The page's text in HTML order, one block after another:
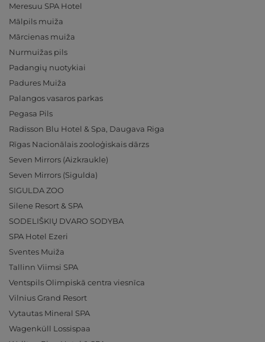
Meresuu SPA Hotel
Mālpils muiža
Mārcienas muiža
Nurmuižas pils
Padangių nuotykiai
Padures Muiža
Palangos vasaros parkas
Pegasa Pils
Radisson Blu Hotel & Spa, Daugava Riga
Rīgas Nacionālais zooloģiskais dārzs
Seven Mirrors (Aizkraukle)
Seven Mirrors (Sigulda)
SIGULDA ZOO
Silene Resort & SPA
SODELIŠKIŲ DVARO SODYBA
SPA Hotel Ezeri
Sventes Muiža
Tallinn Viimsi SPA
Ventspils Olimpiskā centra viesnīca
Vilnius Grand Resort
Vytautas Mineral SPA
Wagenküll Lossispaa